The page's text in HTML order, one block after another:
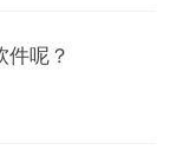
件呢？